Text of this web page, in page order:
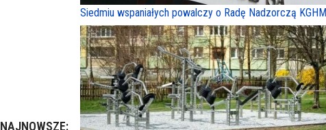
Siedmiu wspaniałych powalczy o Radę Nadzorczą KGHM
NAJNOWSZE: